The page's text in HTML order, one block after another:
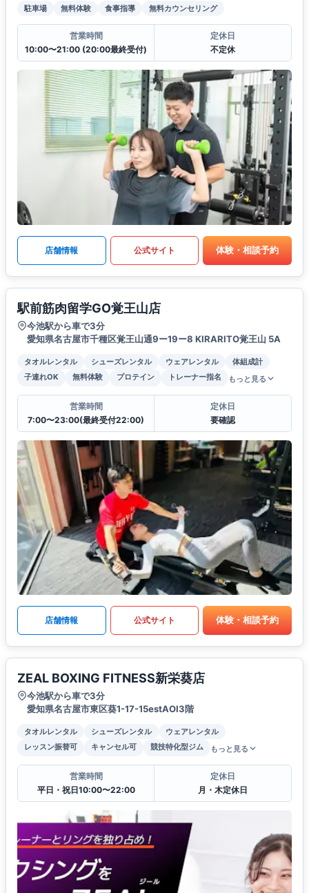
駐車場 無料体験 食事指導 無料カウンセリング
営業時間
10:00〜21:00 (20:00最終受付)
定休日
不定休
店舗情報 公式サイト 体験・相談予約
駅前筋肉留学GO覚王山店
今池駅から車で3分
愛知県名古屋市千種区覚王山通9ー19ー8 KIRARITO覚王山 5A
タオルレンタル シューズレンタル ウェアレンタル
体組成計
子連れOK
無料体験 プロテイン トレーナー指名 もっと見る
営業時間
7:00〜23:00(最終受付22:00)
定休日
要確認
店舗情報 公式サイト 体験・相談予約
ZEAL BOXING FITNESS新栄葵店
今池駅から車で3分
愛知県名古屋市東区葵1-17-15estAOI3階
タオルレンタル シューズレンタル
ウェアレンタル
レッスン振替可
キャンセル可 競技特化型ジム もっと見る
営業時間
平日・祝日10:00〜22:00
定休日
月・木定休日